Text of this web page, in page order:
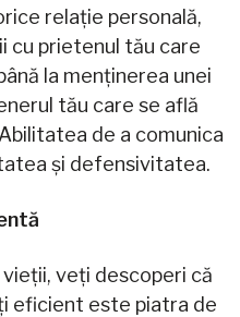
relație personală,
cu prietenul tău care
la menținerea unei
tău care se află
de a comunica
și defensivitatea.
veți descoperi că
eficient este piatra de